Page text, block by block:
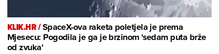
KLIK.HR /SpaceX-ova raketa poletjela je prema
Mjesecu: Pogodila je ga je brzinom 'sedam puta brže
od zvuka'